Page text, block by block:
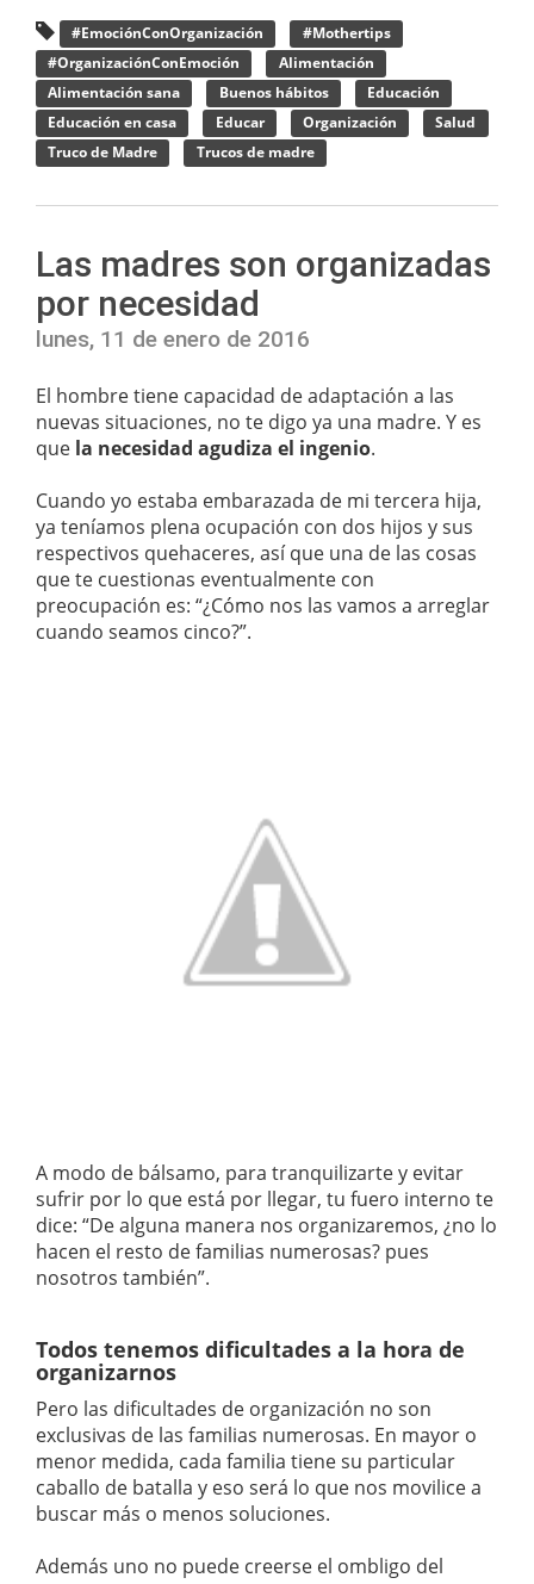
#EmociónConOrganización
#Mothertips
#OrganizaciónConEmoción
Alimentación
Alimentación sana
Buenos hábitos
Educación
Educación en casa
Educar Organización
Salud
Truco de Madre
Trucos de madre
Las madres son organizadas
por necesidad
lunes, 11 de enero de 2016
El hombre tiene capacidad de adaptación a las
nuevas situaciones, no te digo ya una madre. Y es
que la necesidad agudiza el ingenio.
Cuando yo estaba embarazada de mi tercera hija,
ya teníamos plena ocupación con dos hijos y sus
respectivos quehaceres, así que una de las cosas
que te cuestionas eventualmente con
preocupación es: “¿Cómo nos las vamos a arreglar
cuando seamos cinco?”.
A modo de bálsamo, para tranquilizarte y evitar
sufrir por lo que está por llegar, tu fuero interno te
dice: “De alguna manera nos organizaremos, ¿no lo
hacen el resto de familias numerosas? pues
nosotros también”.
Todos tenemos dificultades a la hora de
organizarnos
Pero las dificultades de organización no son
exclusivas de las familias numerosas. En mayor o
menor medida, cada familia tiene su particular
caballo de batalla y eso será lo que nos movilice a
buscar más o menos soluciones.
Además uno no puede creerse el ombligo del